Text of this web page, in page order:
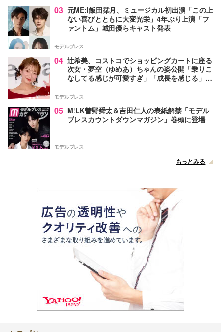
03 元ME:I飯田栞月、ミュージカル初出演「この上
ない喜びとともに大変光栄」4年ぶり上演「フ
ァントム」城田優らキャスト発表
モデルプレス
04 辻希美、コストコでショッピングカートに座る
次女・夢空（ゆめあ）ちゃんの姿公開「乗りこ
なしてる感じが可愛すぎ」「成長を感じる」の
モデルプレス
05 M!LK曽野舜太＆吉田仁人の表紙解禁「モデル
プレスカウントダウンマガジン」巻頭に登場
モデルプレス
もっとみる